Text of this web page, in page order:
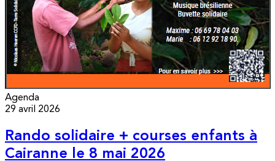
Agenda
29 avril 2026
Rando solidaire + courses enfants à
Cairanne le 8 mai 2026